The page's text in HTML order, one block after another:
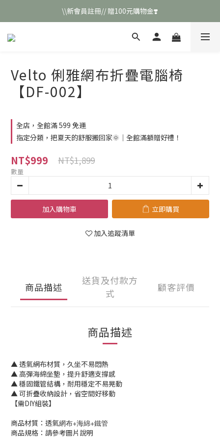
\\新會員註冊// 贈100元購物金❣️
\\新會員註冊// 贈100元購物金❣️
LINE好友招募\\ 回答數字 領取50元折扣碼 //
Velto 俐雅網布折疊電腦椅
【DF-002】
全店，全館滿 599 免運
指定分類，把夏天的舒服搬回家🌞｜全館滿額贈好禮！
NT$999 NT$1,899
數量
加入購物車 立即購買
加入追蹤清單
商品描述
送貨及付款方
式
顧客評價
商品描述
▲ 透氣網布材質，久坐不易悶熱
▲ 高彈海綿坐墊，提升舒適支撐感
▲ 穩固鐵管結構，耐用穩定不易晃動
▲ 可折疊收納設計，省空間好移動
【需DIY組裝】
商品材質：透氣網布+海綿+鐵管
商品規格：請參考圖片說明